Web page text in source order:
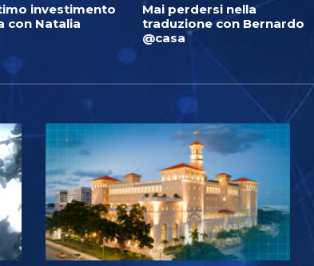
investimento
con Natalia
Mai perdersi nella
traduzione con Bernardo
@casa